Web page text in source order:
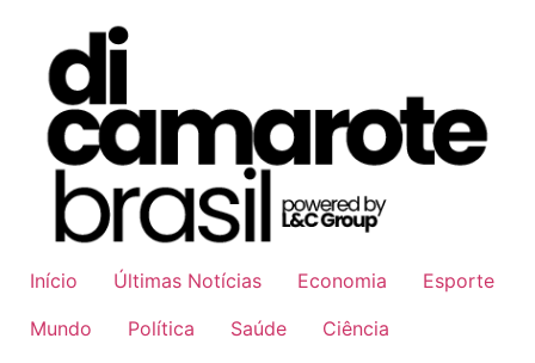
conteúdo
Início Últimas Notícias Economia
Esporte
Mundo
Política Saúde
Ciência